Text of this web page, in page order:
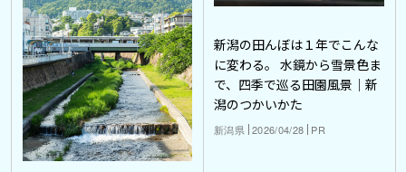
新潟の田んぼは１年でこんな
に変わる。 水鏡から雪景色ま
で、四季で巡る田園風景｜新
潟のつかいかた
新潟県 2026/04/28 PR